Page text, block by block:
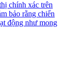
chính xác trên
bảo rằng chiến
động như mong